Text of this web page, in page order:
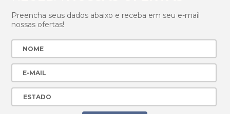
Preencha seus dados abaixo e receba em seu e-mail
nossas ofertas!